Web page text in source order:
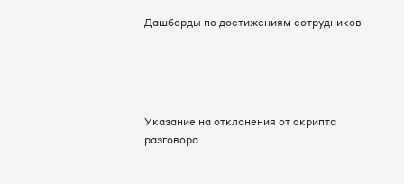
Дашборды по достижениям сотрудников
Указание на отклонения от скрипта
разговора